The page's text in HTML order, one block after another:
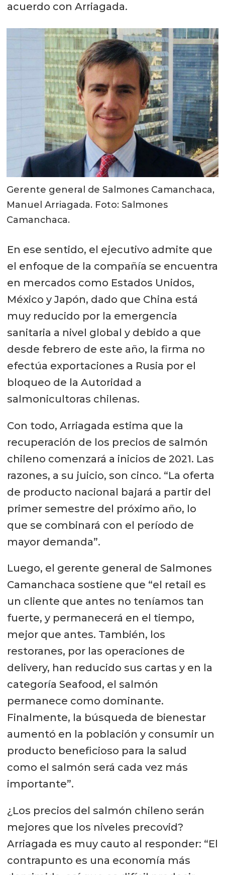
acuerdo con Arriagada.
Gerente general de Salmones Camanchaca,
Manuel Arriagada. Foto: Salmones
Camanchaca.
En ese sentido, el ejecutivo admite que
el enfoque de la compañía se encuentra
en mercados como Estados Unidos,
México y Japón, dado que China está
muy reducido por la emergencia
sanitaria a nivel global y debido a que
desde febrero de este año, la firma no
efectúa exportaciones a Rusia por el
bloqueo de la Autoridad a
salmonicultoras chilenas.
Con todo, Arriagada estima que la
recuperación de los precios de salmón
chileno comenzará a inicios de 2021. Las
razones, a su juicio, son cinco. “La oferta
de producto nacional bajará a partir del
primer semestre del próximo año, lo
que se combinará con el período de
mayor demanda”.
Luego, el gerente general de Salmones
Camanchaca sostiene que “el retail es
un cliente que antes no teníamos tan
fuerte, y permanecerá en el tiempo,
mejor que antes. También, los
restoranes, por las operaciones de
delivery, han reducido sus cartas y en la
categoría Seafood, el salmón
permanece como dominante.
Finalmente, la búsqueda de bienestar
aumentó en la población y consumir un
producto beneficioso para la salud
como el salmón será cada vez más
importante”.
¿Los precios del salmón chileno serán
mejores que los niveles precovid?
Arriagada es muy cauto al responder: “El
contrapunto es una economía más